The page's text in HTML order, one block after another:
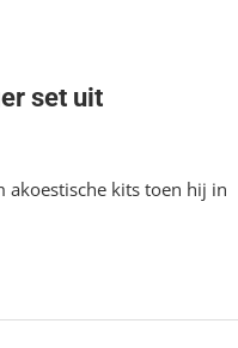
set uit
akoestische kits toen hij in